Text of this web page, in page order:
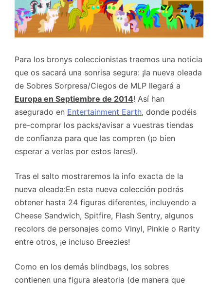
Para los bronys coleccionistas traemos una noticia
que os sacará una sonrisa segura: ¡la nueva oleada
de Sobres Sorpresa/Ciegos de MLP llegará a
Europa en Septiembre de 2014! Así han
asegurado en Entertainment Earth, donde podéis
pre-comprar los packs/avisar a vuestras tiendas
de confianza para que las compren (¡o bien
esperar a verlas por estos lares!).
Tras el salto mostraremos la info exacta de la
nueva oleada:En esta nueva colección podrás
obtener hasta 24 figuras diferentes, incluyendo a
Cheese Sandwich, Spitfire, Flash Sentry, algunos
recolors de personajes como Vinyl, Pinkie o Rarity
entre otros, ¡e incluso Breezies!
Como en los demás blindbags, los sobres
contienen una figura aleatoria (de manera que